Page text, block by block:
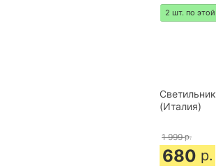
2 шт. по
(Италия)
1 999 р.
680 р.